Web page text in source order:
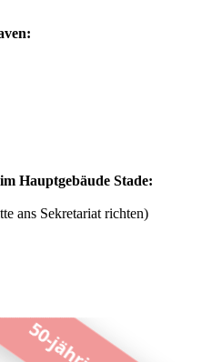
Hauptgebäude Stade:
ans Sekretariat richten)